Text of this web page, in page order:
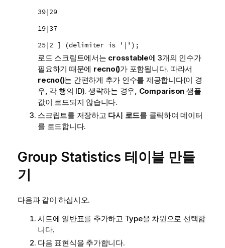
39|29
19|37
25|2 ] (delimiter is '|');
로드 스크립트에서는 crosstable에 3개의 인수가
필요하기 때문에 recno()가 포함됩니다. 따라서
recno()는 간편하게 추가 인수를 제공합니다(이 경
우, 각 행의 ID). 생략하는 경우, Comparison 샘플
값이 로드되지 않습니다.
스크립트를 저장하고 다시 로드를 클릭하여 데이터
를 로드합니다.
Group Statistics 테이블 만들
기
다음과 같이 하십시오.
시트에 일반표를 추가하고 Type을 차원으로 선택합
니다.
다음 표현식을 추가합니다.